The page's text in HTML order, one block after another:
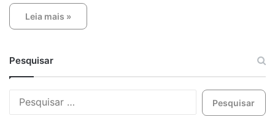
Leia mais »
Pesquisar